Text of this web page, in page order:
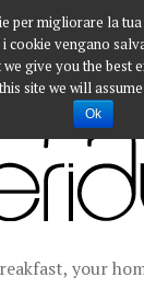
your
per migliorare la
vengano
give you the best
site we will
Ok